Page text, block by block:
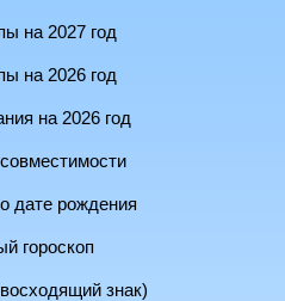
на 2027 год
на 2026 год
на 2026 год
дате рождения
гороскоп
знак)